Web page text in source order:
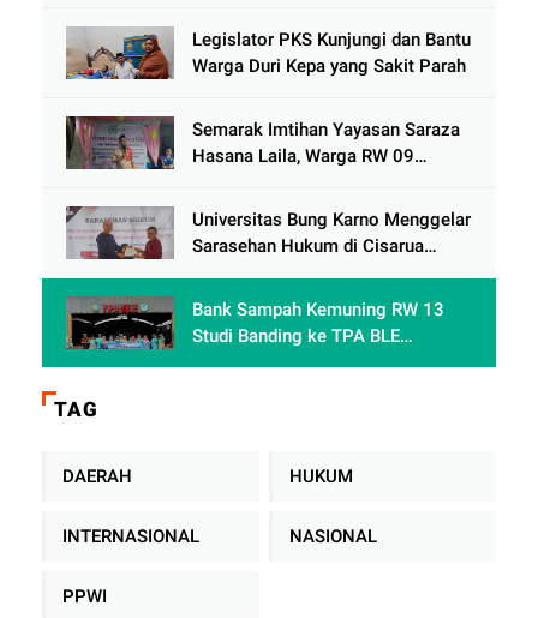
Berkelanjutan
Legislator PKS Kunjungi dan Bantu
Warga Duri Kepa yang Sakit Parah
Semarak Imtihan Yayasan Saraza
Hasana Laila, Warga RW 09
Sambut Ramadhan 1447 Hijriah
Universitas Bung Karno Menggelar
Sarasehan Hukum di Cisarua
meningkatkan pemahaman
akademis Mahasiswa Fakultas
Bank Sampah Kemuning RW 13
Studi Banding ke TPA BLE
Banyumas: Belajar Mengolah
TAG
DAERAH HUKUM
INTERNASIONAL NASIONAL
PPWI